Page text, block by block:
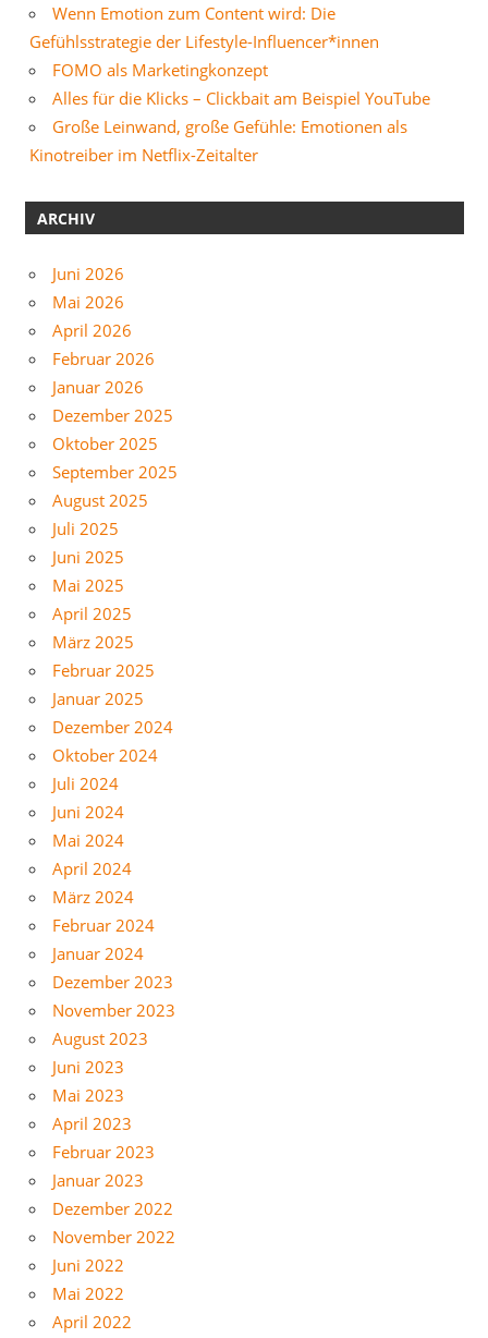
Wenn Emotion zum Content wird: Die
Gefühlsstrategie der Lifestyle-Influencer*innen
FOMO als Marketingkonzept
Alles für die Klicks – Clickbait am Beispiel YouTube
Große Leinwand, große Gefühle: Emotionen als
Kinotreiber im Netflix-Zeitalter
ARCHIV
Juni 2026
Mai 2026
April 2026
Februar 2026
Januar 2026
Dezember 2025
Oktober 2025
September 2025
August 2025
Juli 2025
Juni 2025
Mai 2025
April 2025
März 2025
Februar 2025
Januar 2025
Dezember 2024
Oktober 2024
Juli 2024
Juni 2024
Mai 2024
April 2024
März 2024
Februar 2024
Januar 2024
Dezember 2023
November 2023
August 2023
Juni 2023
Mai 2023
April 2023
Februar 2023
Januar 2023
Dezember 2022
November 2022
Juni 2022
Mai 2022
April 2022